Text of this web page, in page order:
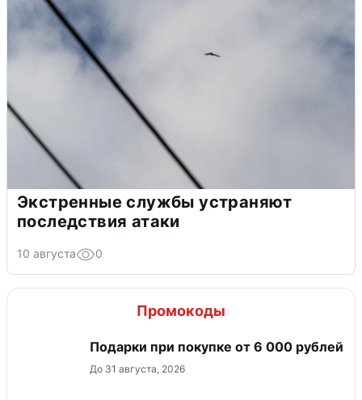
Экстренные службы устраняют
последствия атаки
10 августа 0
Промокоды
Подарки при покупке от 6 000 рублей
До 31 августа, 2026